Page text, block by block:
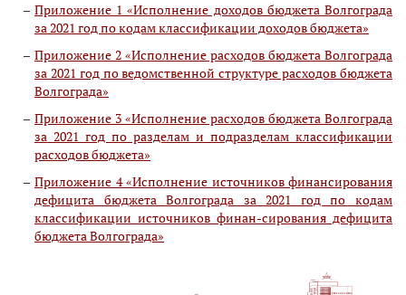
Приложение 1 «Исполнение доходов бюджета Волгограда
за 2021 год по кодам классификации доходов бюджета»
Приложение 2 «Исполнение расходов бюджета Волгограда
за 2021 год по ведомственной структуре расходов бюджета
Волгограда»
Приложение 3 «Исполнение расходов бюджета Волгограда
за 2021 год по разделам и подразделам классификации
расходов бюджета»
Приложение 4 «Исполнение источников финансирования
дефицита бюджета Волгограда за 2021 год по кодам
классификации источников финан-сирования дефицита
бюджета Волгограда»